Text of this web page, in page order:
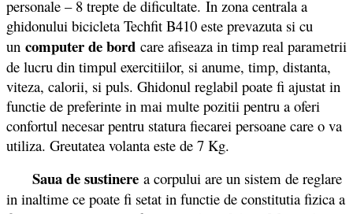
personale – 8 trepte de dificultate. In zona centrala a
ghidonului bicicleta Techfit B410 este prevazuta si cu
un computer de bord care afiseaza in timp real parametrii
de lucru din timpul exercitiilor, si anume, timp, distanta,
viteza, calorii, si puls. Ghidonul reglabil poate fi ajustat in
functie de preferinte in mai multe pozitii pentru a oferi
confortul necesar pentru statura fiecarei persoane care o va
utiliza. Greutatea volanta este de 7 Kg.
Saua de sustinere a corpului are un sistem de reglare
in inaltime ce poate fi setat in functie de constitutia fizica a